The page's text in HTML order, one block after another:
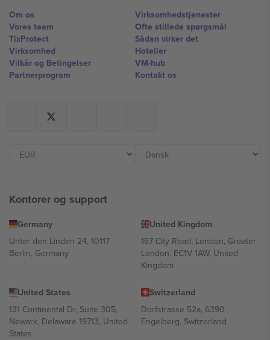
Om os
Vores team
TixProtect
Virksomhed
Vilkår og Betingelser
Partnerprogram
Virksomhedstjenester
Ofte stillede spørgsmål
Sådan virker det
Hoteller
VM-hub
Kontakt os
Kontorer og support
Germany
Unter den Linden 24, 10117
Berlin, Germany
United Kingdom
167 City Road, London, Greater
London, EC1V 1AW, United
Kingdom
United States
131 Continental Dr, Suite 305,
Newark, Delaware 19713, United
States
Switzerland
Dorfstrasse 52a, 6390
Engelberg, Switzerland